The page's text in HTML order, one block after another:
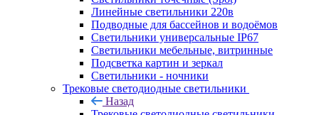
Линейные светильники 220в
Подводные для бассейнов и водоёмов
Светильники универсальные IP67
Светильники мебельные, витринные
Подсветка картин и зеркал
Светильники - ночники
Трековые светодиодные светильники
Назад